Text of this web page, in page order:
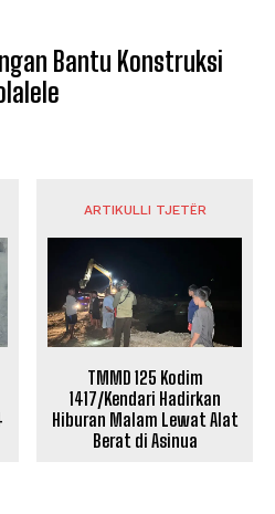
Bantu Konstruksi
ARTIKULLI TJETËR
TMMD 125 Kodim
1417/Kendari Hadirkan
Hiburan Malam Lewat Alat
Berat di Asinua